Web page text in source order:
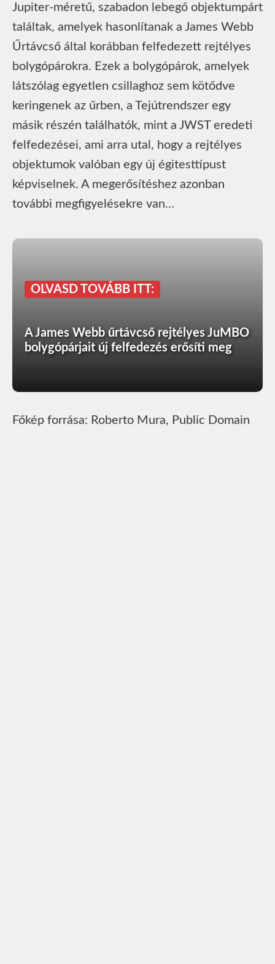
Jupiter-méretű, szabadon lebegő objektumpárt
találtak, amelyek hasonlítanak a James Webb
Űrtávcső által korábban felfedezett rejtélyes
bolygópárokra. Ezek a bolygópárok, amelyek
látszólag egyetlen csillaghoz sem kötődve
keringenek az űrben, a Tejútrendszer egy
másik részén találhatók, mint a JWST eredeti
felfedezései, ami arra utal, hogy a rejtélyes
objektumok valóban egy új égitesttípust
képviselnek. A megerősítéshez azonban
további megfigyelésekre van…
OLVASD TOVÁBB ITT:
A James Webb űrtávcső rejtélyes JuMBO
bolygópárjait új felfedezés erősíti meg
Főkép forrása: Roberto Mura, Public Domain